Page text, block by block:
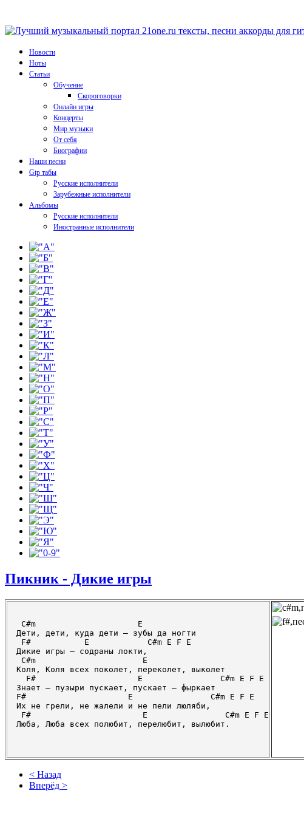
Новости
Ноты
Статьи
Обучение
Скороговорки
Онлайн игры
Концерты
Мир музыки
От себя
Биографии
Наши песни
Gtp табы
Русские исполнители
Зарубежные исполнители
Альбомы
Русские исполнители
Иностранные исполнители
Пикник - Дикие игры
C#m                     E
Дети, дети, куда дети – зубы да ногти
F#           E            C#m E F E
Дикие игры – содраны локти,
C#m                      E
Коля, Коля всех поколет, переколет, выколет
  F#                     E                C#m E F E
Знает – пузыри пускает, пускает – фыркает
F#                     E                C#m E F E
Их не грели, не жалели и не пели люляби,
F#                       E                C#m E F E
Люба, Люба всех полюбит, перелюбит, вылюбит.
< Назад
Вперёд >